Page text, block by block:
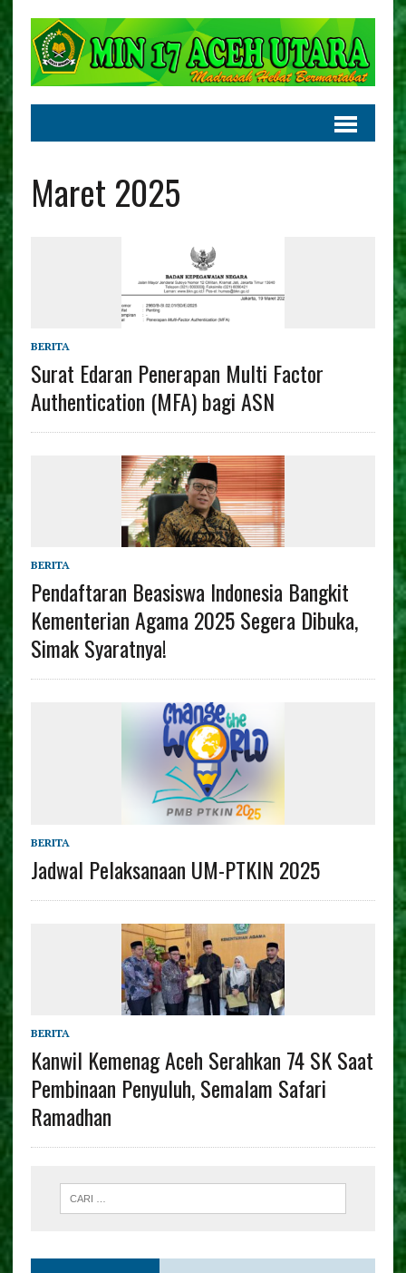
Maret 2025
BERITA
Surat Edaran Penerapan Multi Factor
Authentication (MFA) bagi ASN
BERITA
Pendaftaran Beasiswa Indonesia Bangkit
Kementerian Agama 2025 Segera Dibuka,
Simak Syaratnya!
BERITA
Jadwal Pelaksanaan UM-PTKIN 2025
BERITA
Kanwil Kemenag Aceh Serahkan 74 SK Saat
Pembinaan Penyuluh, Semalam Safari
Ramadhan